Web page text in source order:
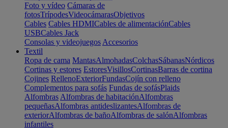
Foto y vídeo Cámaras de
fotosTrípodesVideocámarasObjetivos
Cables Cables HDMICables de alimentaciónCables
USBCables Jack
Consolas y videojuegos Accesorios
Textil
Ropa de cama MantasAlmohadasColchasSábanasNórdicos
Cortinas y estores EstoresVisillosCortinasBarras de cortina
Cojines RellenoExteriorFundasCojín con relleno
Complementos para sofás Fundas de sofásPlaids
Alfombras Alfombras de habitaciónAlfombras
pequeñasAlfombras antideslizantesAlfombras de
exteriorAlfombras de bañoAlfombras de salónAlfombras
infantiles